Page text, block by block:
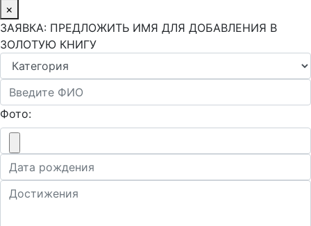
×
ЗАЯВКА: ПРЕДЛОЖИТЬ ИМЯ ДЛЯ ДОБАВЛЕНИЯ В
ЗОЛОТУЮ КНИГУ
Фото: